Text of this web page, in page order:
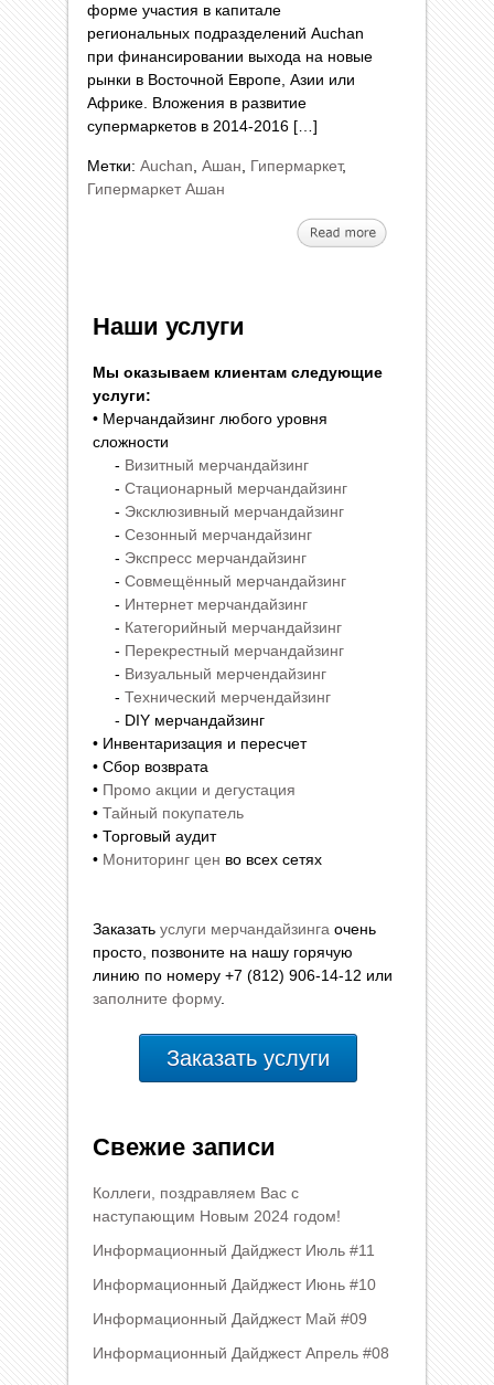
форме участия в капитале
региональных подразделений Auchan
при финансировании выхода на новые
рынки в Восточной Европе, Азии или
Африке. Вложения в развитие
супермаркетов в 2014-2016 […]
Метки: Auchan Ашан Гипермаркет,
Гипермаркет Ашан
Наши услуги
Мы оказываем клиентам следующие
услуги:
• Мерчандайзинг любого уровня
сложности
- Визитный мерчандайзинг
- Стационарный мерчандайзинг
- Эксклюзивный мерчандайзинг
- Сезонный мерчандайзинг
- Экспресс мерчандайзинг
- Совмещённый мерчандайзинг
- Интернет мерчандайзинг
- Категорийный мерчандайзинг
- Перекрестный мерчандайзинг
- Визуальный мерчендайзинг
- Технический мерчендайзинг
- DIY мерчандайзинг
• Инвентаризация и пересчет
• Сбор возврата
• Промо акции и дегустация
• Тайный покупатель
• Торговый аудит
• Мониторинг цен во всех сетях
Заказать услуги мерчандайзинга очень
просто, позвоните на нашу горячую
линию по номеру +7 (812) 906-14-12 или
заполните форму.
Заказать услуги
Свежие записи
Коллеги, поздравляем Вас с
наступающим Новым 2024 годом!
Информационный Дайджест Июль #11
Информационный Дайджест Июнь #10
Информационный Дайджест Май #09
Информационный Дайджест Апрель #08